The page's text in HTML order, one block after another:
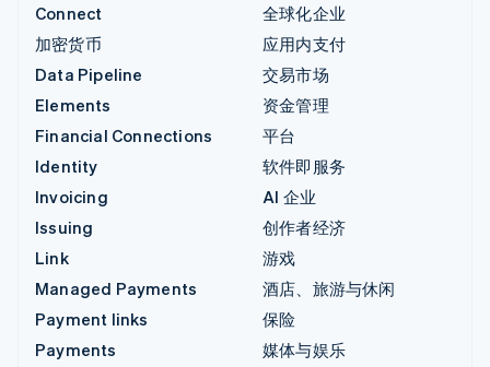
Connect
加密货币
Data Pipeline
Elements
Financial Connections
Identity
Invoicing
Issuing
Link
Managed Payments
Payment links
Payments
全球化企业
应用内支付
交易市场
资金管理
平台
软件即服务
AI 企业
创作者经济
游戏
酒店、旅游与休闲
保险
媒体与娱乐